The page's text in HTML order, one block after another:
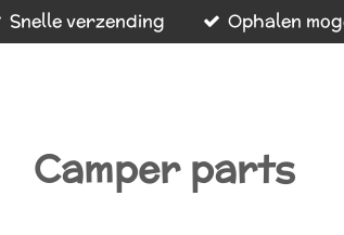
Snelle verzending Ophalen
Camper parts